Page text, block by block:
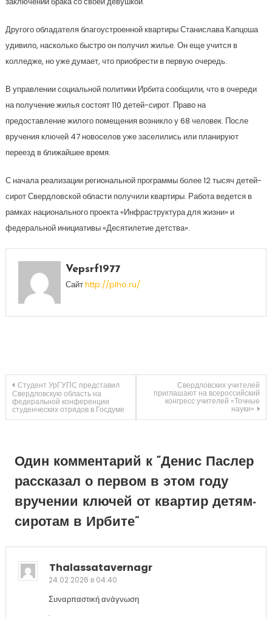
Другого обладателя благоустроенной квартиры Станислава Капцоша
удивило, насколько быстро он получил жилье. Он еще учится в
колледже, но уже думает, что приобрести в первую очередь.
В управлении социальной политики Ирбита сообщили, что в очереди
на получение жилья состоят 110 детей-сирот. Право на
предоставление жилого помещения возникло у 68 человек. После
вручения ключей 47 новоселов уже заселились или планируют
переезд в ближайшее время.
С начала реализации региональной программы более 12 тысяч детей-
сирот Свердловской области получили квартиры. Работа ведется в
рамках национального проекта «Инфраструктура для жизни» и
федеральной инициативы «Десятилетие детства».
Vepsrf1977
Сайтhttp://plho.ru/
Навигация
по
Студент УрГУПС представил
Свердловскую область на
федеральной конференции
студенческих отрядов в Госдуме
Свердловских учителей
приглашают на всероссийский
конгресс учителей «Точные
науки»
Один комментарий к “Денис Паслер
рассказал о первом в этом году
вручении ключей от квартир детям-
сиротам в Ирбите”
Thalassatavernagr
24.02.2026 в 04:40
Συναρπαστική ανάγνωση
.